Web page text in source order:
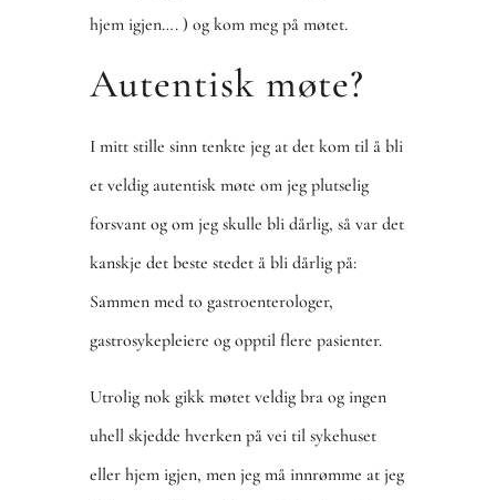
hjem igjen…. ) og kom meg på møtet.
Autentisk møte?
I mitt stille sinn tenkte jeg at det kom til å bli
et veldig autentisk møte om jeg plutselig
forsvant og om jeg skulle bli dårlig, så var det
kanskje det beste stedet å bli dårlig på:
Sammen med to gastroenterologer,
gastrosykepleiere og opptil flere pasienter.
Utrolig nok gikk møtet veldig bra og ingen
uhell skjedde hverken på vei til sykehuset
eller hjem igjen, men jeg må innrømme at jeg